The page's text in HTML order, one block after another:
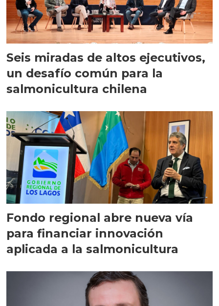
Seis miradas de altos ejecutivos,
un desafío común para la
salmonicultura chilena
Fondo regional abre nueva vía
para financiar innovación
aplicada a la salmonicultura